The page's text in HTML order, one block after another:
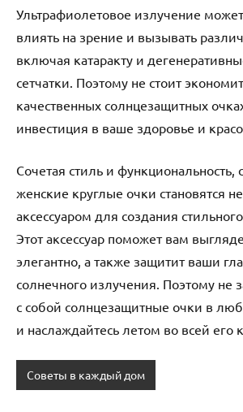
Ультрафиолетовое излучение
влиять на зрение и вызывать
включая катаракту и
сетчатки. Поэтому не стоит
качественных солнцезащитных
инвестиция в ваше здоровье и
Сочетая стиль и
женские круглые очки становятся
аксессуаром для создания
Этот аксессуар поможет вам
элегантно, а также защитит ваши
солнечного излучения. Поэтому не
с собой солнцезащитные очки в
и наслаждайтесь летом во всей его
Советы в каждый дом